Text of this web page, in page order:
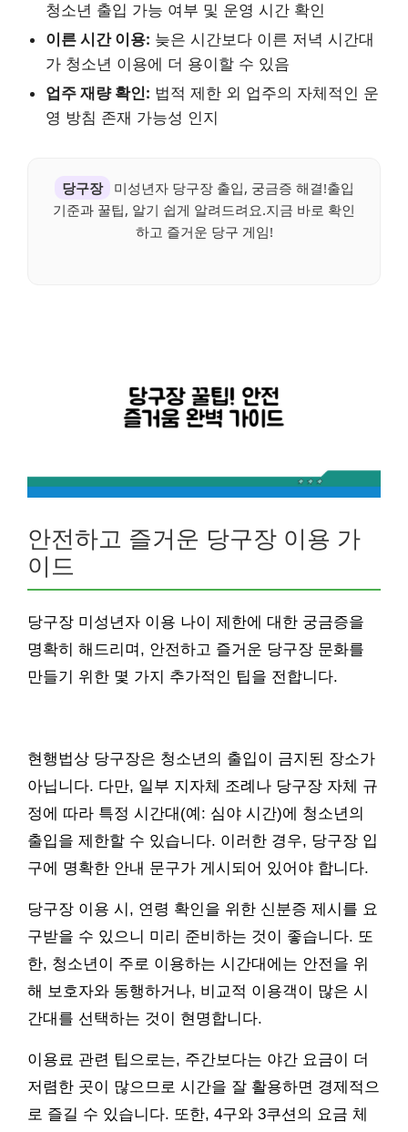
청소년 출입 가능 여부 및 운영 시간 확인
이른 시간 이용: 늦은 시간보다 이른 저녁 시간대
가 청소년 이용에 더 용이할 수 있음
업주 재량 확인: 법적 제한 외 업주의 자체적인 운
영 방침 존재 가능성 인지
당구장
미성년자 당구장 출입, 궁금증 해결!출입
기준과 꿀팁, 알기 쉽게 알려드려요.지금 바로 확인
하고 즐거운 당구 게임!
안전하고 즐거운 당구장 이용 가
이드
당구장 미성년자 이용 나이 제한에 대한 궁금증을
명확히 해드리며, 안전하고 즐거운 당구장 문화를
만들기 위한 몇 가지 추가적인 팁을 전합니다.
현행법상 당구장은 청소년의 출입이 금지된 장소가
아닙니다. 다만, 일부 지자체 조례나 당구장 자체 규
정에 따라 특정 시간대(예: 심야 시간)에 청소년의
출입을 제한할 수 있습니다. 이러한 경우, 당구장 입
구에 명확한 안내 문구가 게시되어 있어야 합니다.
당구장 이용 시, 연령 확인을 위한 신분증 제시를 요
구받을 수 있으니 미리 준비하는 것이 좋습니다. 또
한, 청소년이 주로 이용하는 시간대에는 안전을 위
해 보호자와 동행하거나, 비교적 이용객이 많은 시
간대를 선택하는 것이 현명합니다.
이용료 관련 팁으로는, 주간보다는 야간 요금이 더
저렴한 곳이 많으므로 시간을 잘 활용하면 경제적으
로 즐길 수 있습니다. 또한, 4구와 3쿠션의 요금 체